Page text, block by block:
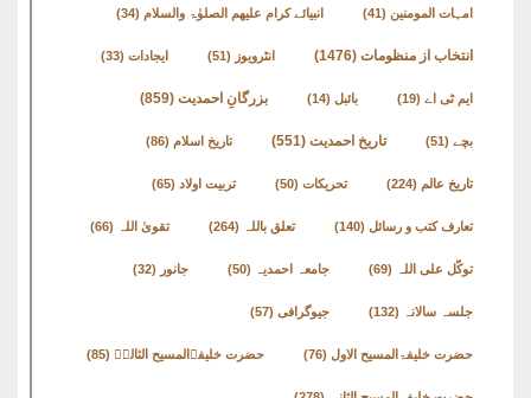
امہات المومنین (41) انبیائے کرام علیھم الصلوٰۃ والسلام (34)
انتخاب از منظومات (1476) انٹرویوز (51) ایجادات (33)
ایم ٹی اے (19) بائبل (14) بزرگانِ احمدیت (859)
بچے (51) تاریخ احمدیت (551) تاریخ اسلام (86)
تاریخ عالم (224) تحریکات (50) تربیت اولاد (65)
تعارف کتب و رسائل (140) تعلق باللہ (264) تقویٰ اللہ (66)
توکّل علی اللہ (69) جامعہ احمدیہ (50) جانور (32)
جلسہ سالانہ (132) جیوگرافی (57)
حضرت خلیفۃالمسیح الاول (76) حضرت خلیفۃالمسیح الثالثؒ (85)